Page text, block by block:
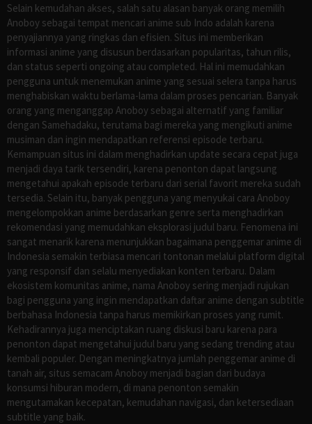
Selain kemudahan akses, salah satu alasan banyak orang memilih
Anoboy sebagai tempat mencari anime sub Indo adalah karena
penyajiannya yang ringkas dan efisien. Situs ini memberikan
informasi anime yang disusun berdasarkan popularitas, tahun rilis,
dan status seperti ongoing atau completed. Hal ini memudahkan
pengguna untuk menemukan anime yang sesuai selera tanpa harus
menghabiskan waktu berlama-lama dalam proses pencarian. Banyak
orang yang menganggap Anoboy sebagai alternatif yang familiar
dengan Samehadaku, terutama bagi mereka yang mengikuti anime
musiman dan ingin mendapatkan referensi episode terbaru.
Kemampuan situs ini dalam menghadirkan update secara cepat juga
menjadi daya tarik tersendiri, karena penonton dapat langsung
mengetahui apakah episode terbaru dari serial favorit mereka sudah
tersedia. Selain itu, banyak pengguna yang menyukai cara Anoboy
mengelompokkan anime berdasarkan genre serta menghadirkan
rekomendasi yang memudahkan eksplorasi judul baru. Fenomena ini
sangat menarik karena menunjukkan bagaimana penggemar anime di
Indonesia semakin terbiasa mencari tontonan melalui platform digital
yang responsif dan selalu menyediakan konten terbaru. Dalam
ekosistem komunitas anime, nama Anoboy sering menjadi rujukan
bagi pengguna yang ingin mendapatkan daftar anime dengan subtitle
berbahasa Indonesia tanpa harus memikirkan proses yang rumit.
Kehadirannya juga menciptakan ruang diskusi baru karena para
penonton dapat mengetahui judul baru yang sedang trending atau
kembali populer. Dengan meningkatnya jumlah penggemar anime di
tanah air, situs semacam Anoboy menjadi bagian dari budaya
konsumsi hiburan modern, di mana penonton semakin
mengutamakan kecepatan, kemudahan navigasi, dan ketersediaan
subtitle yang baik.